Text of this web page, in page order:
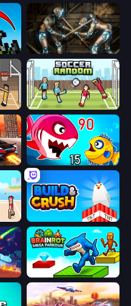
Striker Dummies
Soccer Random
Fish Eat Getting Big
Build and Crush
Brainrot Mega Parkour